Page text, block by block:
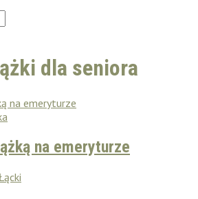
dla seniora
na emeryturze